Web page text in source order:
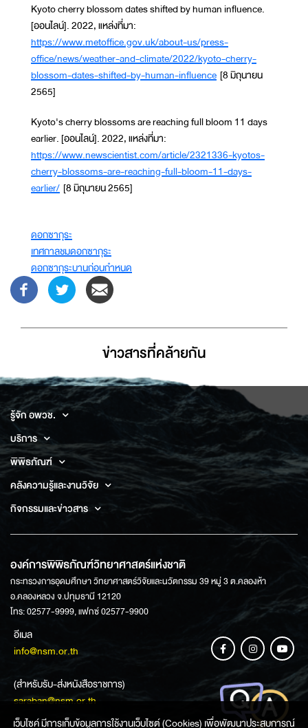
Kyoto cherry blossom dates shifted by human influence.
[ออนไลน์]. 2022, แหล่งที่มา:
https://www.metoffice.gov.uk/about-us/press-
office/news/weather-and-climate/2022/kyoto-cherry-
blossom-dates-shifted-by-human-influence [8 มิถุนายน
2565]
Kyoto's cherry blossoms are reaching full bloom 11 days
earlier. [ออนไลน์]. 2022, แหล่งที่มา:
https://www.newscientist.com/article/2321336-kyotos-
cherry-blossoms-are-reaching-full-bloom-11-days-
earlier/ [8 มิถุนายน 2565]
ดอกซากุระ
เทศกาลชมดอกซากุระ
ดอกซากุระบานก่อนกำหนด
ข่าวสารที่่คล้ายกัน
รู้จัก อพวช.
บริการ
พิพิธภัณฑ์
คลังความรู้และงานวิจัย
กิจกรรมและข่าวสาร
องค์การพิพิธภัณฑ์วิทยาศาสตร์แห่งชาติ
กระทรวงการอุดมศึกษา วิทยาศาสตร์วิจัยและนวัตกรรม 39 หมู่ 3 ต.คลองห้า
อ.คลองหลวง จ.ปทุมธานี 12120
โทร: 02577-9999, แฟกซ์ 02577-9900
อีเมล
info@nsm.or.th
(สำหรับรับ-ส่งหนังสือราชการ)
saraban@nsm.or.th
เว็บไซค์ มีการเก็บข้อมูลการใช้งานเว็บไซต์ (Cookies) เพื่อพัฒนาประสบการณ์